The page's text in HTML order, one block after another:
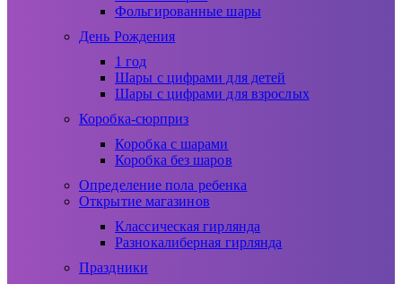
Фольгированные шары
День Рождения
1 год
Шары с цифрами для детей
Шары с цифрами для взрослых
Коробка-сюрприз
Коробка с шарами
Коробка без шаров
Определение пола ребенка
Открытие магазинов
Классическая гирлянда
Разнокалиберная гирлянда
Праздники